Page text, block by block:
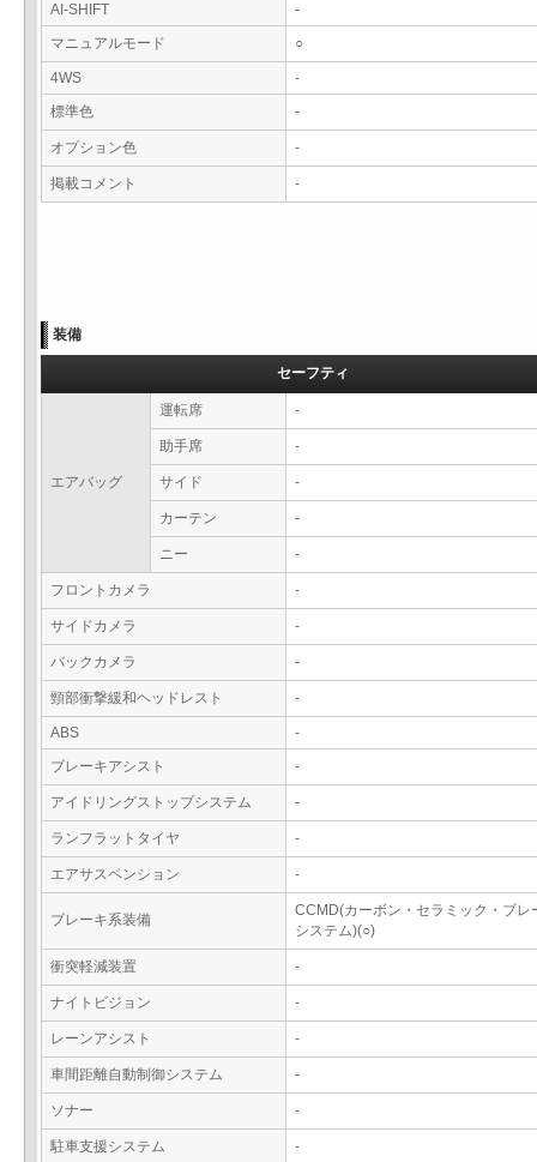
AI-SHIFT
-
マニュアルモード
○
4WS
-
標準色
-
オプション色 -
掲載コメント -
装備
セーフティ
エアバッグ
運転席 -
助手席 -
サイド -
カーテン -
ニー -
フロントカメラ -
サイドカメラ -
バックカメラ -
頸部衝撃緩和ヘッドレスト -
ABS
-
ブレーキアシスト
-
アイドリングストップシステム -
ランフラットタイヤ -
エアサスペンション -
ブレーキ系装備
CCMD(カーボン・セラミック・ブレ
システム)(○)
衝突軽減装置 -
ナイトビジョン -
レーンアシスト -
車間距離自動制御システム -
ソナー -
駐車支援システム -